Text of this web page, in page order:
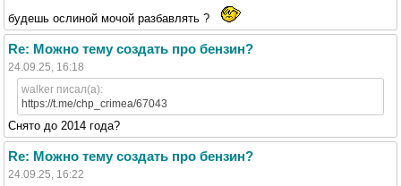
будешь ослиной мочой разбавлять ?
Re: Можно тему создать про бензин?
24.09.25, 16:18
walker писал(а):
https://t.me/chp_crimea/67043
Снято до 2014 года?
Re: Можно тему создать про бензин?
24.09.25, 16:22